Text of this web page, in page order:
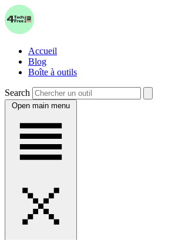
Accueil
Blog
Boîte à outils
Search
Open main menu